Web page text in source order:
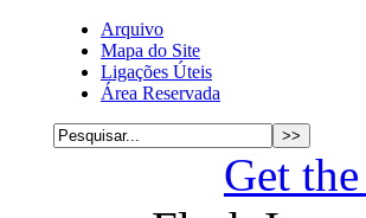
Arquivo
Mapa do Site
Ligações Úteis
Área Reservada
Get